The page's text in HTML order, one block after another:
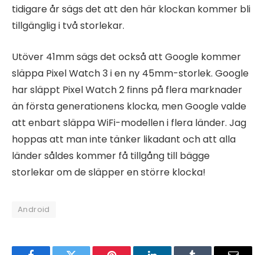
tidigare år sägs det att den här klockan kommer bli
tillgänglig i två storlekar.
Utöver 41mm sägs det också att Google kommer
släppa Pixel Watch 3 i en ny 45mm-storlek. Google
har släppt Pixel Watch 2 finns på flera marknader
än första generationens klocka, men Google valde
att enbart släppa WiFi-modellen i flera länder. Jag
hoppas att man inte tänker likadant och att alla
länder såldes kommer få tillgång till bägge
storlekar om de släpper en större klocka!
Android